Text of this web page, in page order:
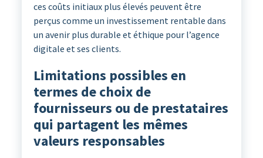
ces coûts initiaux plus élevés peuvent être
perçus comme un investissement rentable dans
un avenir plus durable et éthique pour l’agence
digitale et ses clients.
Limitations possibles en
termes de choix de
fournisseurs ou de prestataires
qui partagent les mêmes
valeurs responsables